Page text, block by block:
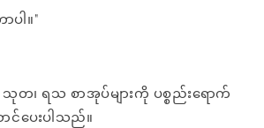
ပါ။"
တ၊ ရသ စာအုပ်များကို ပစ္စည်းရောက်
ာင်ပေးပါသည်။